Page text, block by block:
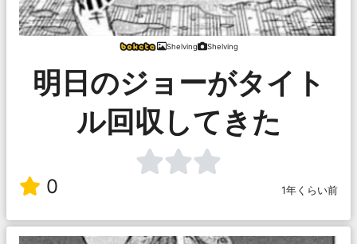
Shelving Shelving
明日のジョーがタイト
ル回収してきた
0 1年くらい前